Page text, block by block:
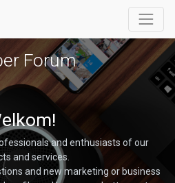
Forum
and enthusiasts of our
and services.
and new marketing or business